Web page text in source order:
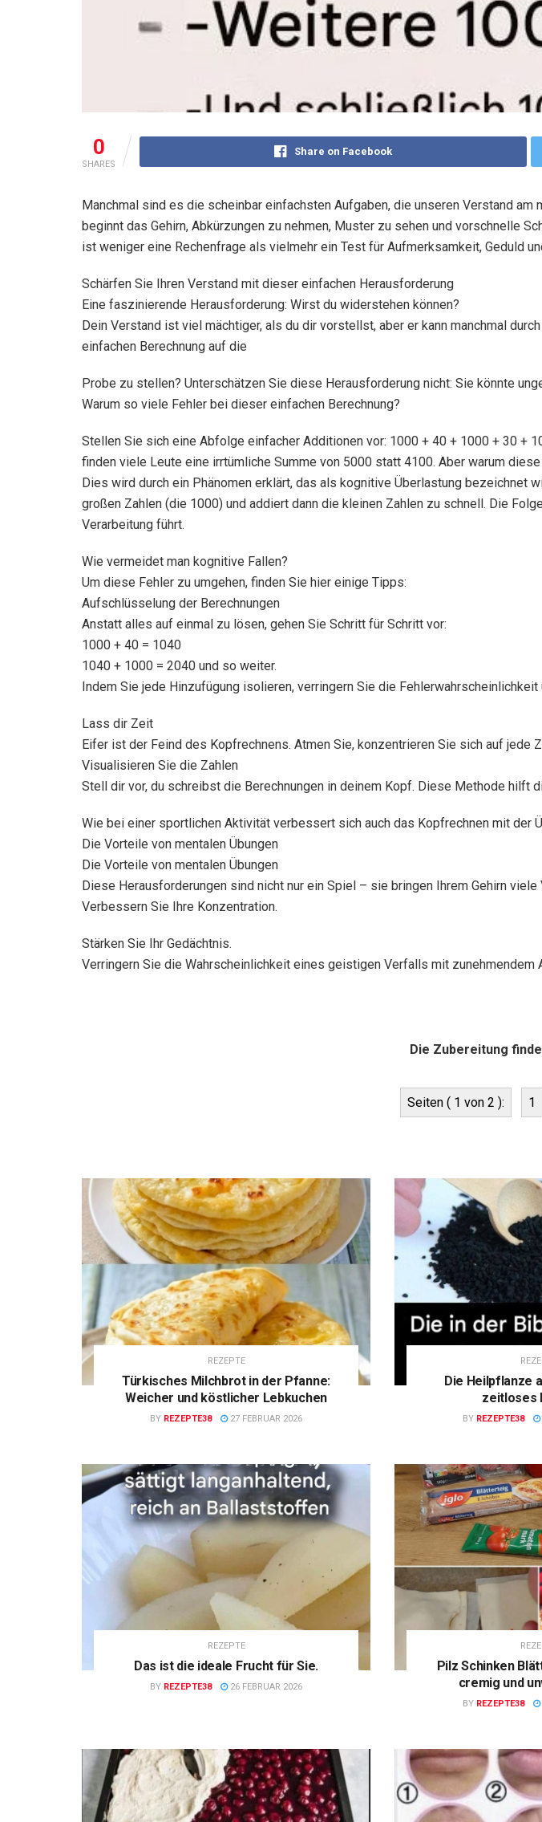
0
SHARES
Share on Facebook
Manchmal sind es die scheinbar einfachsten Aufgaben, die unseren Verstand
beginnt das Gehirn, Abkürzungen zu nehmen, Muster zu sehen und vorschnelle
ist weniger eine Rechenfrage als vielmehr ein Test für Aufmerksamkeit, Geduld
Schärfen Sie Ihren Verstand mit dieser einfachen Herausforderung
Eine faszinierende Herausforderung: Wirst du widerstehen können?
Dein Verstand ist viel mächtiger, als du dir vorstellst, aber er kann manchmal
einfachen Berechnung auf die
Probe zu stellen? Unterschätzen Sie diese Herausforderung nicht: Sie könnte
Warum so viele Fehler bei dieser einfachen Berechnung?
Stellen Sie sich eine Abfolge einfacher Additionen vor: 1000 + 40 + 1000 + 30 +
finden viele Leute eine irrtümliche Summe von 5000 statt 4100. Aber warum
Dies wird durch ein Phänomen erklärt, das als kognitive Überlastung bezeichnet
großen Zahlen (die 1000) und addiert dann die kleinen Zahlen zu schnell. Die
Verarbeitung führt.
Wie vermeidet man kognitive Fallen?
Um diese Fehler zu umgehen, finden Sie hier einige Tipps:
Aufschlüsselung der Berechnungen
Anstatt alles auf einmal zu lösen, gehen Sie Schritt für Schritt vor:
1000 + 40 = 1040
1040 + 1000 = 2040 und so weiter.
Indem Sie jede Hinzufügung isolieren, verringern Sie die
Lass dir Zeit
Eifer ist der Feind des Kopfrechnens. Atmen Sie, konzentrieren Sie sich auf jede
Visualisieren Sie die Zahlen
Stell dir vor, du schreibst die Berechnungen in deinem Kopf. Diese Methode hilft
Wie bei einer sportlichen Aktivität verbessert sich auch das Kopfrechnen mit der
Die Vorteile von mentalen Übungen
Die Vorteile von mentalen Übungen
Diese Herausforderungen sind nicht nur ein Spiel – sie bringen Ihrem Gehirn
Verbessern Sie Ihre Konzentration.
Stärken Sie Ihr Gedächtnis.
Verringern Sie die Wahrscheinlichkeit eines geistigen Verfalls mit zunehmendem
Die Zubereitung
Seiten ( 1 von 2 ): 1
REZEPTE
Türkisches Milchbrot in der Pfanne:
Weicher und köstlicher Lebkuchen
BY REZEPTE38 27 FEBRUAR 2026
Die Heilpflanze
zeitloses
BY REZEPTE38
REZEPTE
Das ist die ideale Frucht für Sie.
BY REZEPTE38 26 FEBRUAR 2026
Pilz Schinken
cremig und
BY REZEPTE38